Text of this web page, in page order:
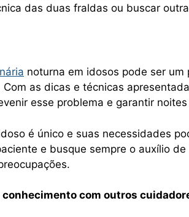
das duas fraldas ou buscar
noturna em idosos pode ser
as dicas e técnicas
esse problema e garantir
é único e suas necessidades
e busque sempre o auxílio
com outros